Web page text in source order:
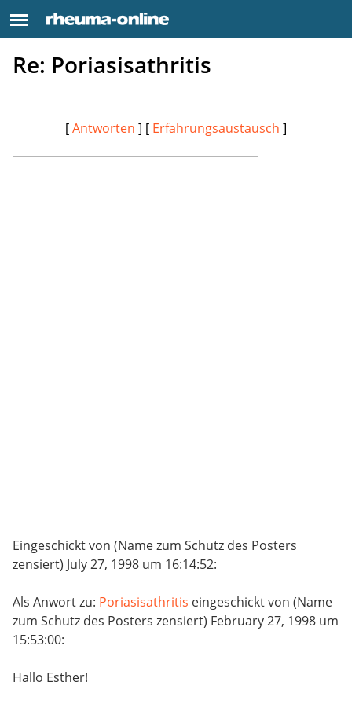
Re: Poriasisathritis
[Antworten ] [ Erfahrungsaustausch ]
Eingeschickt von (Name zum Schutz des Posters
zensiert) July 27, 1998 um 16:14:52:
Als Anwort zu: Poriasisathritis eingeschickt von (Name
zum Schutz des Posters zensiert) February 27, 1998 um
15:53:00:
Hallo Esther!